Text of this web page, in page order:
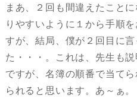
まあ、２回も間違えたこと
りやすいように１から手順
すが、結局、僕が２回目に
た・・・。これは、先生も
ですが、名簿の順番で当て
られると思います。あ～ぁ。